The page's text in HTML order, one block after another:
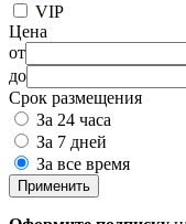
VIP
Цена
от
до
Срок размещения
За 24 часа
За 7 дней
За все время
Применить